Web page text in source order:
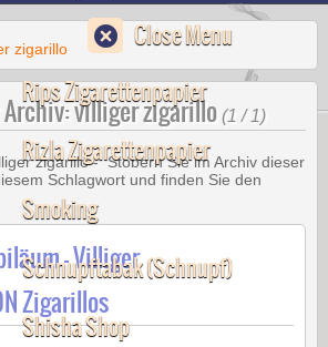
Close Menu
Rips Zigarettenpapier
Rizla Zigarettenpapier
Smoking
Schnupftabak (Schnupf)
Shisha Shop
zigarillo
villiger zigarillo(1 / 1)
zigarillo- Stöbern Sie im Archiv dieser
Schlagwort und finden Sie den
– Villiger
Zigarillos